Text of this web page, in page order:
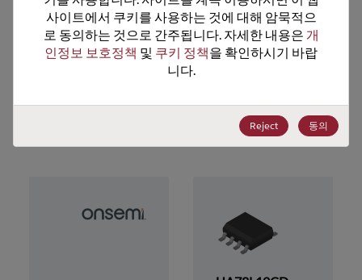
ECCN EAR99
추천 대체 제품
사이트에서 쿠키를 사용하는 것에 대해 암묵적으
로 동의하는 것으로 간주됩니다. 자세한 내용은 개
인정보 보호정책 및 쿠키 정책을 확인하시기 바랍
니다.
Reject 동의